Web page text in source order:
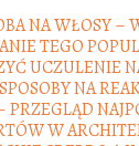
NA WŁOSY –
TEGO
UCZULENIE
NA
PRZEGLĄD
W